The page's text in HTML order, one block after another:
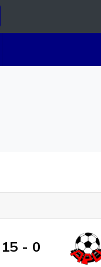
15 - 0